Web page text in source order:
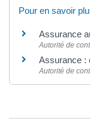
Pour en savoir
Assurance
Autorité de
Assurance :
Autorité de